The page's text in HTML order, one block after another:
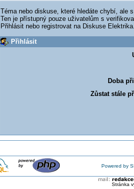
Téma nebo diskuse, které hledáte chybí, ale
Ten je přístupný pouze uživatelům s
Přihlásit nebo registrovat na Diskuse
Přihlásit
Doba
Zůstat stále
Powered by
Stránka